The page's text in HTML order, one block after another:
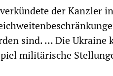
der Kanzler
sind. … Die Ukraine
militärische